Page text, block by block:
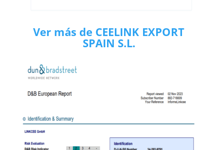
Ver más de CEELINK EXPORT
SPAIN S.L.